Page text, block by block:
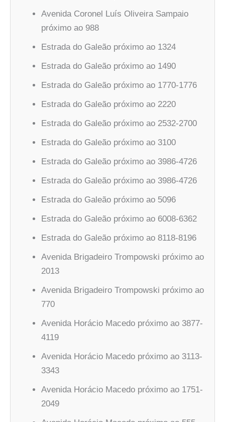
Avenida Coronel Luís Oliveira Sampaio
próximo ao 988
Estrada do Galeão próximo ao 1324
Estrada do Galeão próximo ao 1490
Estrada do Galeão próximo ao 1770-1776
Estrada do Galeão próximo ao 2220
Estrada do Galeão próximo ao 2532-2700
Estrada do Galeão próximo ao 3100
Estrada do Galeão próximo ao 3986-4726
Estrada do Galeão próximo ao 3986-4726
Estrada do Galeão próximo ao 5096
Estrada do Galeão próximo ao 6008-6362
Estrada do Galeão próximo ao 8118-8196
Avenida Brigadeiro Trompowski próximo ao
2013
Avenida Brigadeiro Trompowski próximo ao
770
Avenida Horácio Macedo próximo ao 3877-
4119
Avenida Horácio Macedo próximo ao 3113-
3343
Avenida Horácio Macedo próximo ao 1751-
2049